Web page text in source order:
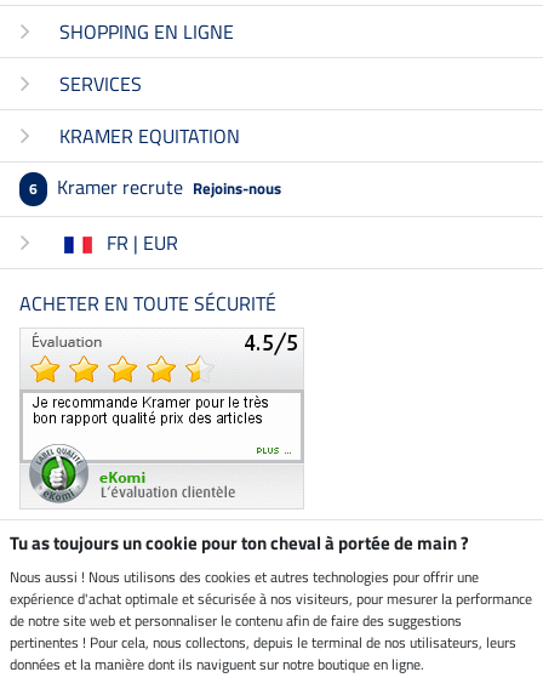
SHOPPING EN LIGNE
SERVICES
KRAMER EQUITATION
6 Kramer recrute Rejoins-nous
FR | EUR
ACHETER EN TOUTE SÉCURITÉ
Boutique climatiquement
neutre
Livraison par
Tu as toujours un cookie pour ton cheval à portée de main ?
Nous aussi ! Nous utilisons des cookies et autres technologies pour offrir une
expérience d'achat optimale et sécurisée à nos visiteurs, pour mesurer la performance
de notre site web et personnaliser le contenu afin de faire des suggestions
pertinentes ! Pour cela, nous collectons, depuis le terminal de nos utilisateurs, leurs
données et la manière dont ils naviguent sur notre boutique en ligne.